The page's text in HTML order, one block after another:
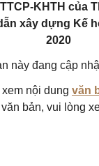
KHTH của
xây dựng Kế
2020
này đang cập
nội dung văn
bản, vui lòng